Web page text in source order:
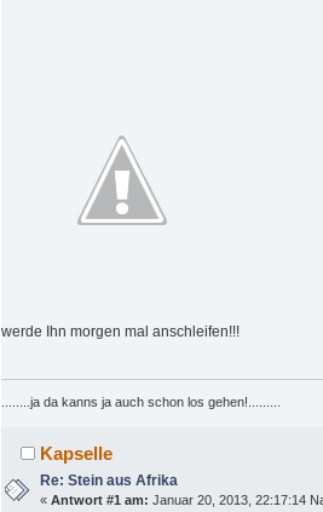
werde Ihn morgen mal anschleifen!!!
........ja da kanns ja auch schon los gehen!.........
Kapselle
Re: Stein aus Afrika
«Antwort #1 am: Januar 20, 2013, 22:17:14